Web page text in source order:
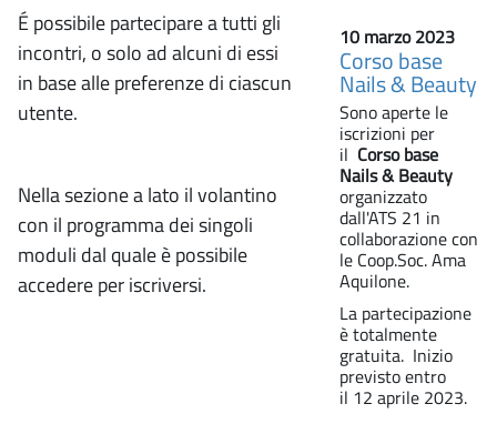
É possibile partecipare a tutti gli
incontri, o solo ad alcuni di essi
in base alle preferenze di ciascun
utente.
Nella sezione a lato il volantino
con il programma dei singoli
moduli dal quale è possibile
accedere per iscriversi.
10 marzo 2023
Corso base
Nails & Beauty
Sono aperte le
iscrizioni per
il Corso base
Nails & Beauty
organizzato
dall'ATS 21 in
collaborazione con
le Coop.Soc. Ama
Aquilone.
La partecipazione
è totalmente
gratuita. Inizio
previsto entro
il 12 aprile 2023.